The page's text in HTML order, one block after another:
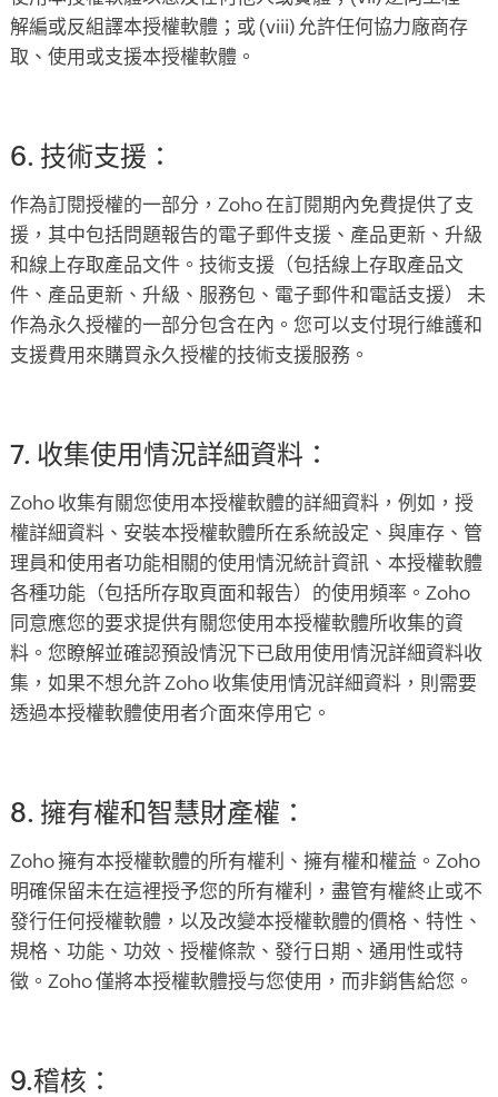
解編或反組譯本授權軟體；或 (viii) 允許任何協力廠商存
取、使用或支援本授權軟體。
6. 技術支援：
作為訂閱授權的一部分，Zoho 在訂閱期內免費提供了支
援，其中包括問題報告的電子郵件支援、產品更新、升級
和線上存取產品文件。技術支援（包括線上存取產品文
件、產品更新、升級、服務包、電子郵件和電話支援） 未
作為永久授權的一部分包含在內。您可以支付現行維護和
支援費用來購買永久授權的技術支援服務。
7. 收集使用情況詳細資料：
Zoho 收集有關您使用本授權軟體的詳細資料，例如，授
權詳細資料、安裝本授權軟體所在系統設定、與庫存、管
理員和使用者功能相關的使用情況統計資訊、本授權軟體
各種功能（包括所存取頁面和報告）的使用頻率。Zoho
同意應您的要求提供有關您使用本授權軟體所收集的資
料。您瞭解並確認預設情況下已啟用使用情況詳細資料收
集，如果不想允許 Zoho 收集使用情況詳細資料，則需要
透過本授權軟體使用者介面來停用它。
8. 擁有權和智慧財產權：
Zoho 擁有本授權軟體的所有權利、擁有權和權益。Zoho
明確保留未在這裡授予您的所有權利，盡管有權終止或不
發行任何授權軟體，以及改變本授權軟體的價格、特性、
規格、功能、功效、授權條款、發行日期、通用性或特
徵。Zoho 僅將本授權軟體授与您使用，而非銷售給您。
9.稽核：